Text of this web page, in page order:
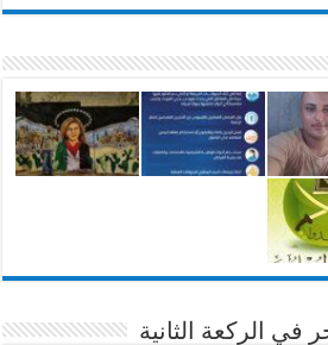
في الركعة الثانية